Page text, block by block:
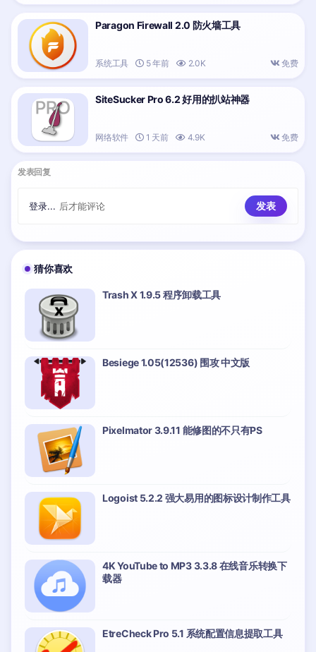
Paragon Firewall 2.0 防火墙工具
系统工具 5 年前 2.0K 免费
SiteSucker Pro 6.2 好用的扒站神器
网络软件 1 天前 4.9K 免费
发表回复
登录... 后才能评论
猜你喜欢
Trash X 1.9.5 程序卸载工具
Besiege 1.05(12536) 围攻 中文版
Pixelmator 3.9.11 能修图的不只有PS
Logoist 5.2.2 强大易用的图标设计制作工具
4K YouTube to MP3 3.3.8 在线音乐转换下
载器
EtreCheck Pro 5.1 系统配置信息提取工具